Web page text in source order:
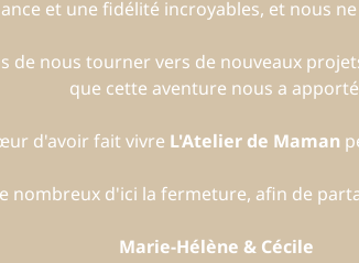
et une fidélité incroyables, et nous
de nous tourner vers de nouveaux
que cette aventure nous a
d'avoir fait vivre L'Atelier de Maman
nombreux d'ici la fermeture, afin de
Marie-Hélène & Cécile